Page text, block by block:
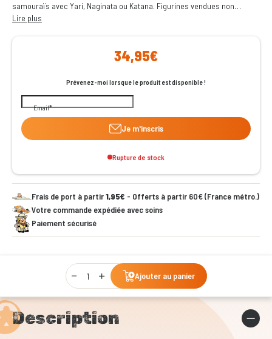
samouraïs avec Yari, Naginata ou Katana. Figurines vendues non
assemblées et non peintes.
Lire plus
34,95€
Prévenez-moi lorsque le produit est disponible !
Email
Je m'inscris
Rupture de stock
Frais de port à partir1,95€ - Offerts à partir 60€ (France métro.)
Votre commande expédiée avec soins
Paiement sécurisé
Qty
Ajouter au panier
Description